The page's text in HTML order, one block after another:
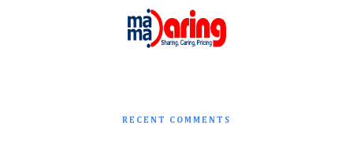
RECENT COMMENTS